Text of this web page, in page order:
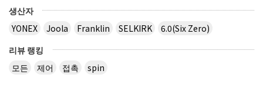
생산자
YONEX
Joola Franklin SELKIRK
6.0(Six Zero)
리뷰 랭킹
모든
제어 접촉 spin